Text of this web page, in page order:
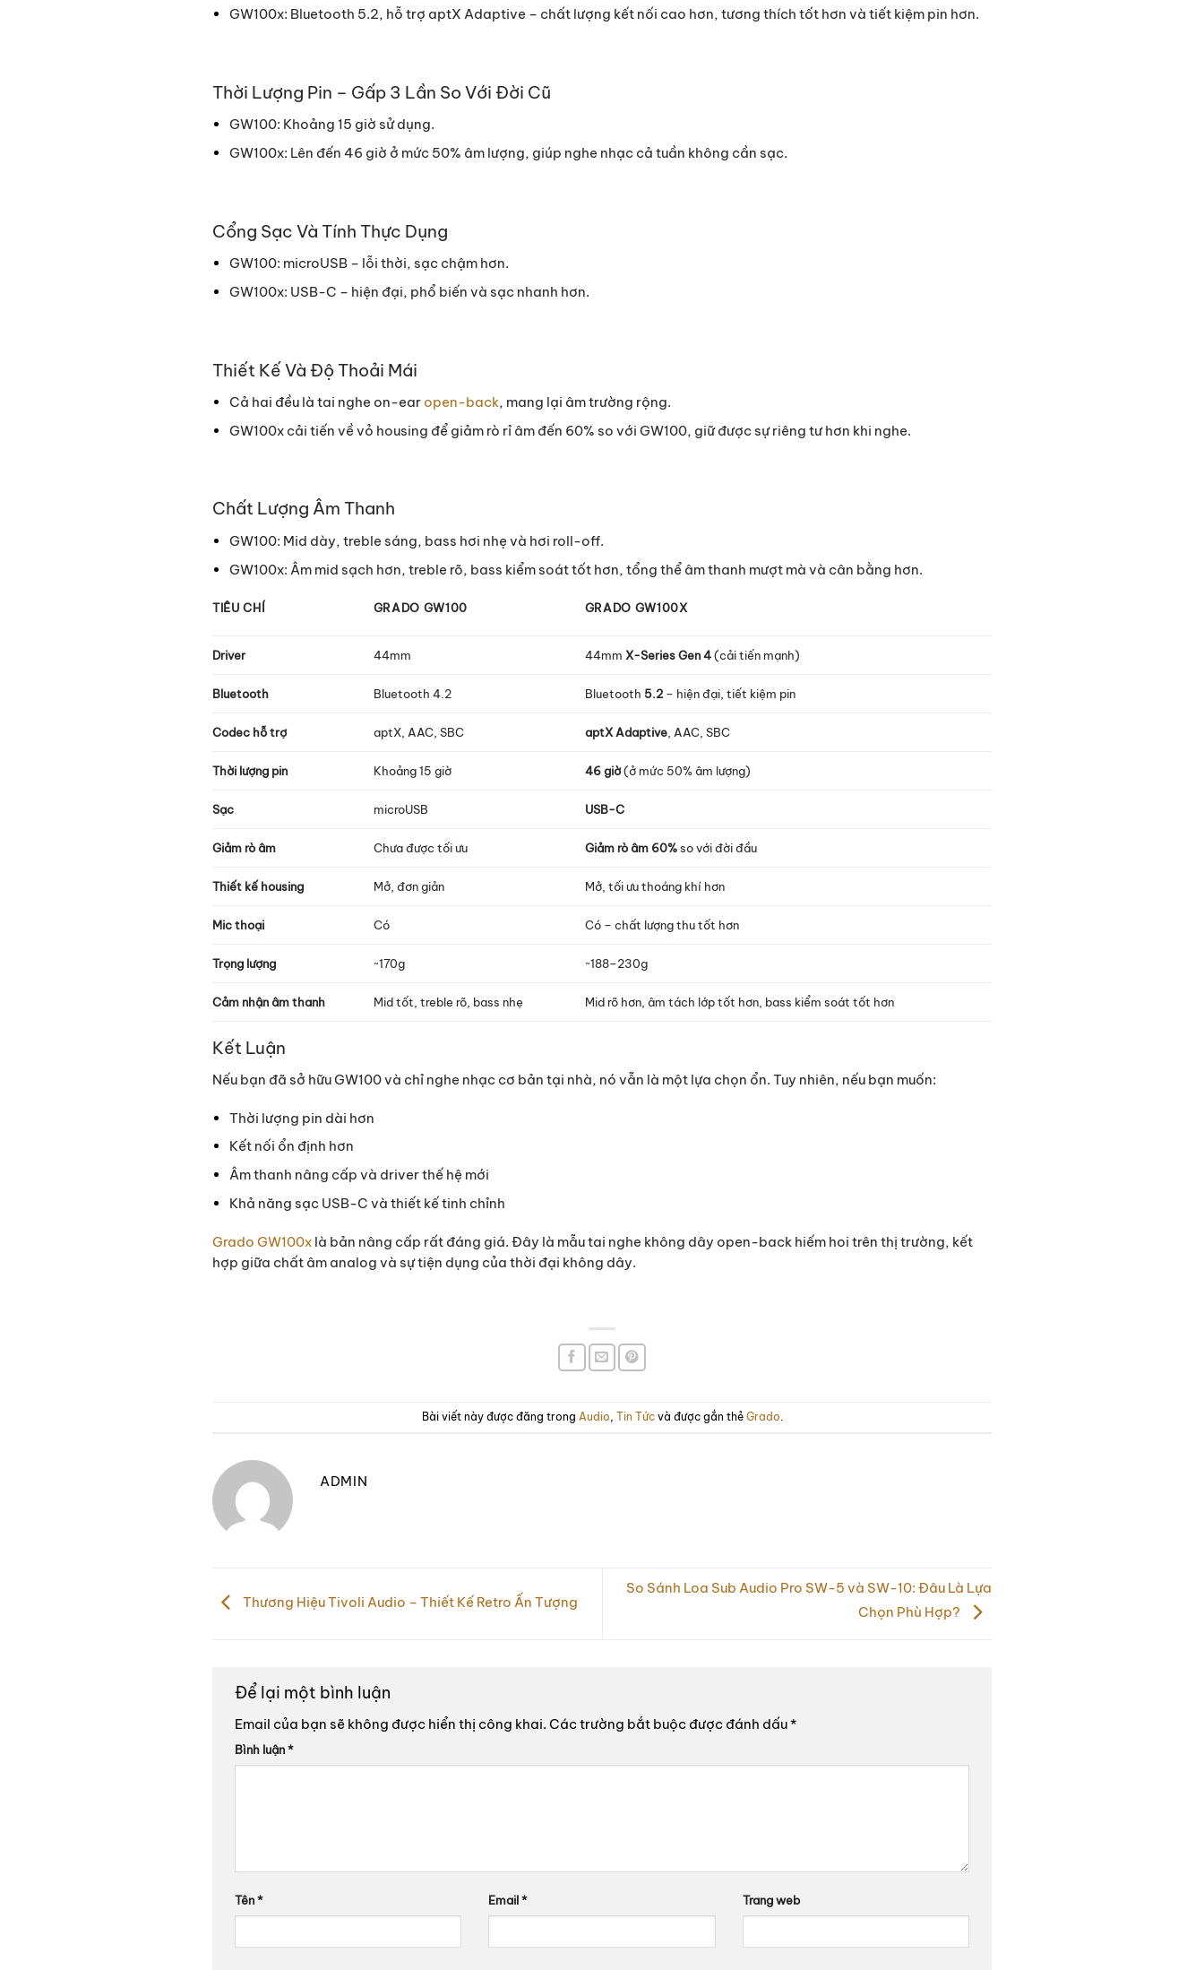
GW100x: Bluetooth 5.2, hỗ trợ aptX Adaptive – chất lượng kết nối cao hơn, tương thích tốt hơn và tiết kiệm pin hơn.
Thời Lượng Pin – Gấp 3 Lần So Với Đời Cũ
GW100: Khoảng 15 giờ sử dụng.
GW100x: Lên đến 46 giờ ở mức 50% âm lượng, giúp nghe nhạc cả tuần không cần sạc.
Cổng Sạc Và Tính Thực Dụng
GW100: microUSB – lỗi thời, sạc chậm hơn.
GW100x: USB-C – hiện đại, phổ biến và sạc nhanh hơn.
Thiết Kế Và Độ Thoải Mái
Cả hai đều là tai nghe on-ear open-back, mang lại âm trường rộng.
GW100x cải tiến về vỏ housing để giảm rò rỉ âm đến 60% so với GW100, giữ được sự riêng tư hơn khi nghe.
Chất Lượng Âm Thanh
GW100: Mid dày, treble sáng, bass hơi nhẹ và hơi roll-off.
GW100x: Âm mid sạch hơn, treble rõ, bass kiểm soát tốt hơn, tổng thể âm thanh mượt mà và cân bằng hơn.
TIÊU CHÍ GRADO GW100 GRADO GW100X
Driver 44mm 44mm X-Series Gen 4(cải tiến mạnh)
Bluetooth Bluetooth 4.2 Bluetooth 5.2– hiện đại, tiết kiệm pin
Codec hỗ trợ aptX, AAC, SBC aptX Adaptive, AAC, SBC
Thời lượng pin Khoảng 15 giờ 46 giờ(ở mức 50% âm lượng)
Sạc microUSB USB-C
Giảm rò âm Chưa được tối ưu Giảm rò âm 60%so với đời đầu
Thiết kế housing Mở, đơn giản Mở, tối ưu thoáng khí hơn
Mic thoại Có Có – chất lượng thu tốt hơn
Trọng lượng ~170g ~188–230g
Cảm nhận âm thanh Mid tốt, treble rõ, bass nhẹ Mid rõ hơn, âm tách lớp tốt hơn, bass kiểm soát tốt hơn
Kết Luận
Nếu bạn đã sở hữu GW100 và chỉ nghe nhạc cơ bản tại nhà, nó vẫn là một lựa chọn ổn. Tuy nhiên, nếu bạn muốn:
Thời lượng pin dài hơn
Kết nối ổn định hơn
Âm thanh nâng cấp và driver thế hệ mới
Khả năng sạc USB-C và thiết kế tinh chỉnh
Grado GW100x là bản nâng cấp rất đáng giá. Đây là mẫu tai nghe không dây open-back hiếm hoi trên thị trường, kết
hợp giữa chất âm analog và sự tiện dụng của thời đại không dây.
Bài viết này được đăng trong Audio, Tin Tứcvà được gắn thẻ Grado.
ADMIN
Thương Hiệu Tivoli Audio – Thiết Kế Retro Ấn Tượng
So Sánh Loa Sub Audio Pro SW-5 và SW-10: Đâu Là Lựa
Chọn Phù Hợp?
Để lại một bình luận
Email của bạn sẽ không được hiển thị công khai. Các trường bắt buộc được đánh dấu*
Bình luận*
Tên* Email* Trang web